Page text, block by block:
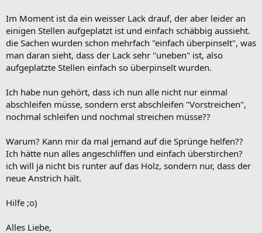
Im Moment ist da ein weisser Lack drauf, der aber leider an
einigen Stellen aufgeplatzt ist und einfach schäbbig aussieht.
die Sachen wurden schon mehrfach "einfach überpinselt", was
man daran sieht, dass der Lack sehr "uneben" ist, also
aufgeplatzte Stellen einfach so überpinselt wurden.
Ich habe nun gehört, dass ich nun alle nicht nur einmal
abschleifen müsse, sondern erst abschleifen "Vorstreichen",
nochmal schleifen und nochmal streichen müsse??
Warum? Kann mir da mal jemand auf die Sprünge helfen??
Ich hätte nun alles angeschliffen und einfach überstirchen?
ich will ja nicht bis runter auf das Holz, sondern nur, dass der
neue Anstrich hält.
Hilfe ;o)
Alles Liebe,